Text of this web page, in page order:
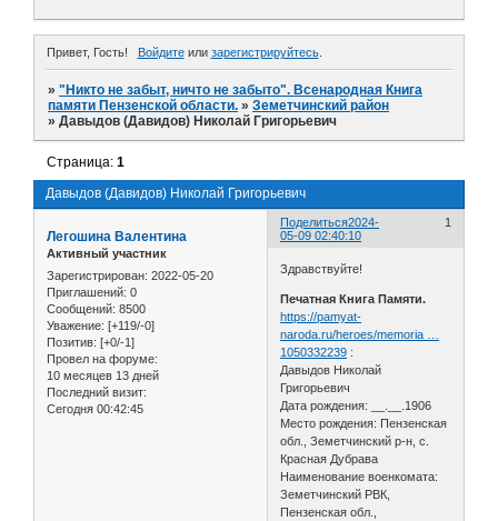
Привет, Гость! Войдитеили зарегистрируйтесь.
»"Никто не забыт, ничто не забыто". Всенародная Книга
памяти Пензенской области. »Земетчинский район
»Давыдов (Давидов) Николай Григорьевич
Давыдов (Давидов) Николай Григорьевич
Страница:1
Поделиться 1
2024-
05-09 02:40:10
Легошина Валентина
Активный участник
Зарегистрирован: 2022-05-20
Приглашений: 0
Сообщений: 8500
Уважение: [+119/-0]
Позитив: [+0/-1]
Провел на форуме:
10 месяцев 13 дней
Последний визит:
Сегодня 00:42:45
Здравствуйте!
Печатная Книга Памяти.
https://pamyat-
naroda.ru/heroes/memoria …
1050332239 :
Давыдов Николай
Григорьевич
Дата рождения: __.__.1906
Место рождения: Пензенская
обл., Земетчинский р-н, с.
Красная Дубрава
Наименование военкомата:
Земетчинский РВК,
Пензенская обл.,